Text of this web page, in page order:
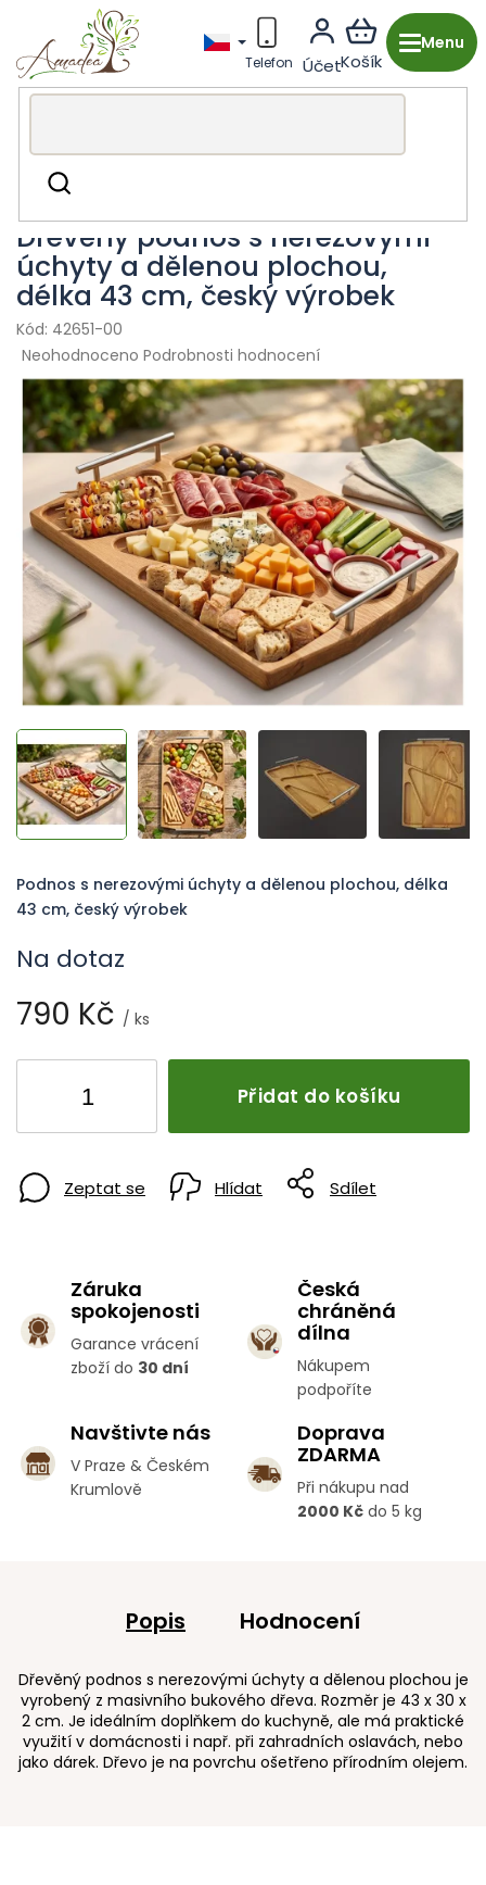
obsah
Hledat
Dřevěná výroba z Česka
Podnosy & dózy
Dřevěný podnos s nerezovými
úchyty a dělenou plochou,
délka 43 cm, český výrobek
42651-00
Průměrné
hodnocení
produktu
je
0,0
z
hvězdiček.
Neohodnoceno Podrobnosti hodnocení
790 Kč / ks
Na dotaz
Přidat do košíku
Podnos s nerezovými úchyty a dělenou plochou, délka
43 cm, český výrobek
Zeptat se Hlídat Sdílet
Záruka
spokojenosti
Garance vrácení
zboží do 30 dní
Česká
chráněná
dílna
Nákupem
podpoříte
Navštivte nás
V Praze & Českém
Krumlově
Doprava
ZDARMA
Při nákupu nad
2000 Kč do 5 kg
Popis Hodnocení
Dřevěný podnos s nerezovými úchyty a dělenou plochou je
vyrobený z masivního bukového dřeva. Rozměr je 43 x 30 x
2 cm. Je ideálním doplňkem do kuchyně, ale má praktické
využití v domácnosti i např. při zahradních oslavách, nebo
jako dárek. Dřevo je na povrchu ošetřeno přírodním olejem.